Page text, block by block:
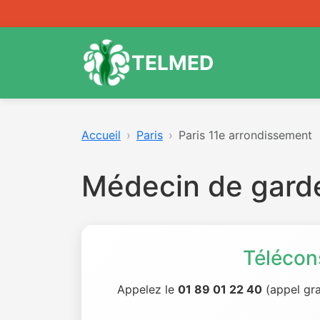
TELMED
Accueil Paris Paris 11e arrondissement
Médecin de
Appelez le 01 89 01 22 40 (appel